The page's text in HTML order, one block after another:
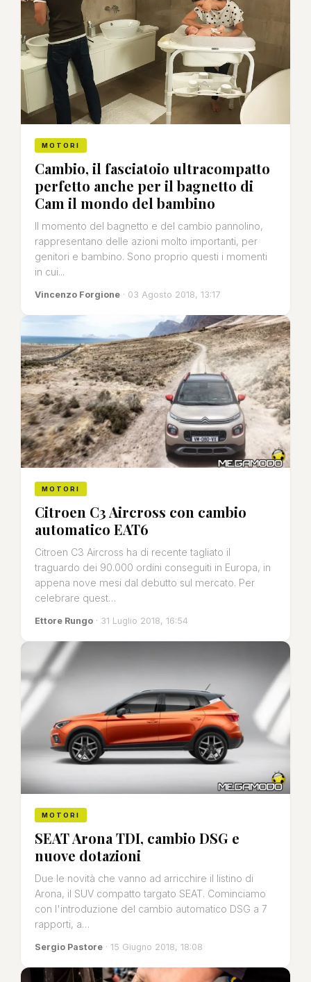
MOTORI
Cambio, il fasciatoio ultracompatto
perfetto anche per il bagnetto di
Cam il mondo del bambino
Il momento del bagnetto e del cambio pannolino,
rappresentano delle azioni molto importanti, per
genitori e bambino. Sono proprio questi i momenti
in cui...
Vincenzo Forgione · 03 Agosto 2018, 13:17
MOTORI
Citroen C3 Aircross con cambio
automatico EAT6
Citroen C3 Aircross ha di recente tagliato il
traguardo dei 90.000 ordini conseguiti in Europa, in
appena nove mesi dal debutto sul mercato. Per
celebrare quest…
Ettore Rungo · 31 Luglio 2018, 16:54
MOTORI
SEAT Arona TDI, cambio DSG e
nuove dotazioni
Due le novità che vanno ad arricchire il listino di
Arona, il SUV compatto targato SEAT. Cominciamo
con l'introduzione del cambio automatico DSG a 7
rapporti, a…
Sergio Pastore · 15 Giugno 2018, 18:08